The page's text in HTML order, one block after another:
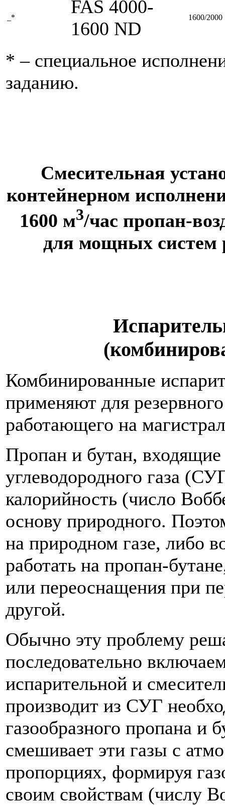
_*
FAS 4000-
1600 ND
1600/2000
* – специальное
заданию.
Смесительная
контейнерном
1600 м3/час пропан-
для мощных систем
Комбинированные
применяют для
работающего на
Пропан и бутан,
углеводородного газа
калорийность (число
основу природного.
на природном газе, либо
работать на пропан-
или переоснащения при
другой.
Обычно эту проблему
последовательно
испарительной и
производит из СУГ
газообразного пропана и
смешивает эти газы с
пропорциях, формируя
своим свойствам (числу